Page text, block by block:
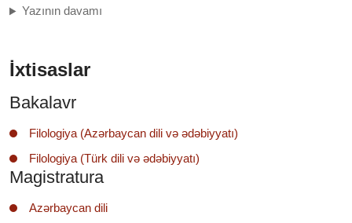
Yazının davamı
İxtisaslar
Bakalavr
Filologiya (Azərbaycan dili və ədəbiyyatı)
Filologiya (Türk dili və ədəbiyyatı)
Magistratura
Azərbaycan dili